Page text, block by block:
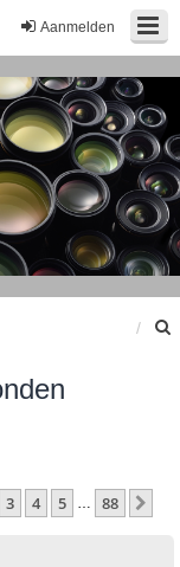
Aanmelden
Van88
3 4 5 88